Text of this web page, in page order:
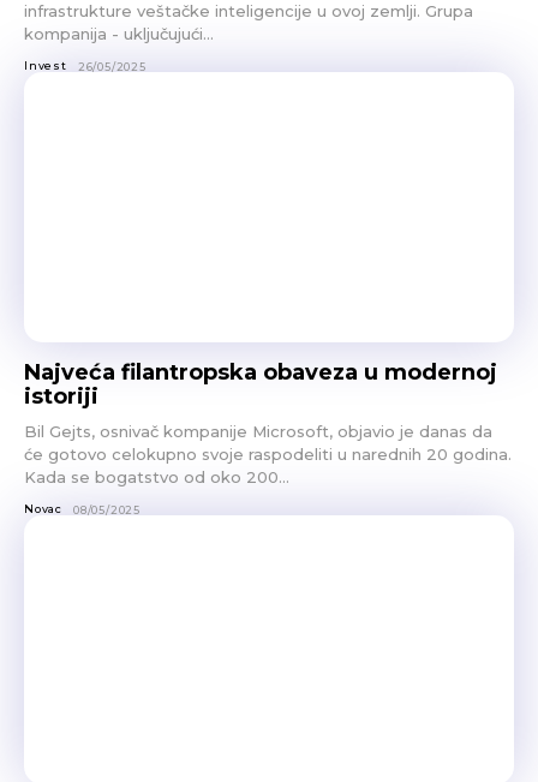
infrastrukture veštačke inteligencije u ovoj zemlji. Grupa
kompanija - uključujući...
Invest 26/05/2025
Najveća filantropska obaveza u modernoj
istoriji
Bil Gejts, osnivač kompanije Microsoft, objavio je danas da
će gotovo celokupno svoje raspodeliti u narednih 20 godina.
Kada se bogatstvo od oko 200...
Novac 08/05/2025